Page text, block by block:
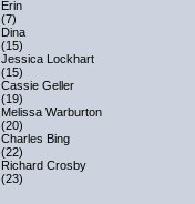
Erin
(7)
Dina
(15)
Jessica Lockhart
(15)
Cassie Geller
(19)
Melissa Warburton
(20)
Charles Bing
(22)
Richard Crosby
(23)